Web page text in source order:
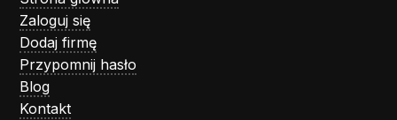
Zaloguj się
Dodaj firmę
Przypomnij hasło
Blog
Kontakt